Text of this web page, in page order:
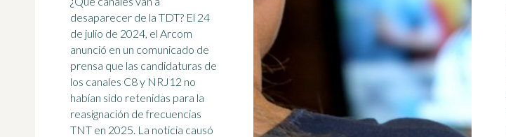
desaparecer de la TDT? El 24
de julio de 2024, el Arcom
anunció en un comunicado de
prensa que las candidaturas de
los canales C8y NRJ12 no
habían sido retenidas para la
reasignación de frecuencias
TNT en 2025. La noticia causó